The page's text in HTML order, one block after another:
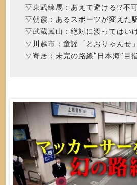
▽東武練馬：あえて避ける!?不
▽朝霞：あるスポーツが変えた
▽武蔵嵐山：絶対に渡ってはい
▽川越市：童謡「とおりゃんせ
▽寄居：未完の路線“日本海”目